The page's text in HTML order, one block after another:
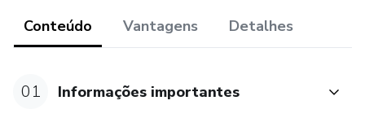
Conteúdo Vantagens Detalhes
01 Informações importantes